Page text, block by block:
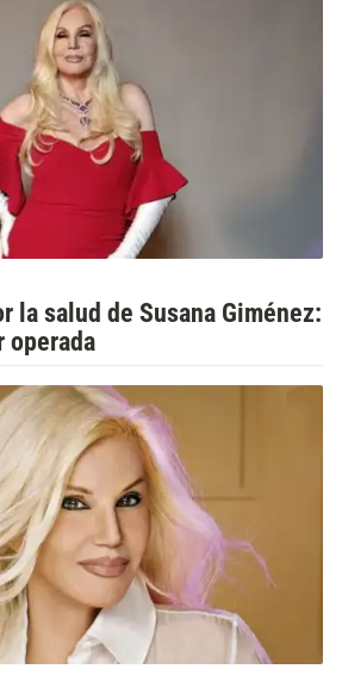
la salud de Susana Giménez:
operada